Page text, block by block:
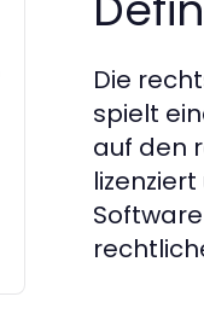
Die
spielt
auf den